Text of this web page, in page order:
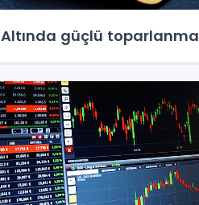
Altında güçlü toparlanma